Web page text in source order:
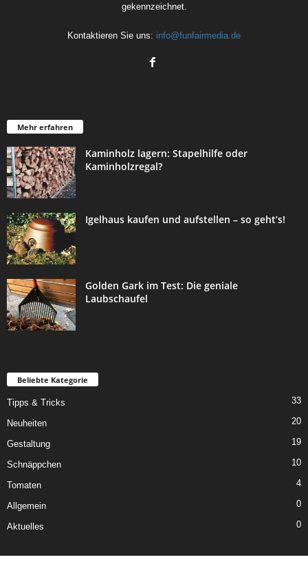
gekennzeichnet.
Kontaktieren Sie uns: info@funfairmedia.de
Mehr erfahren
Kaminholz lagern: Stapelhilfe oder
Kaminholzregal?
Igelhaus kaufen und aufstellen – so geht’s!
Golden Gark im Test: Die geniale
Laubschaufel
Beliebte Kategorie
Tipps & Tricks 33
Neuheiten 20
Gestaltung 19
Schnäppchen 10
Tomaten 4
Allgemein 0
Aktuelles 0